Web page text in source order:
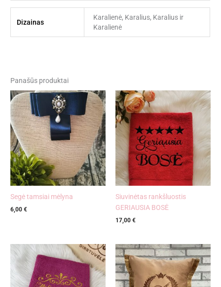
Dizainas
Karalienė, Karalius, Karalius ir
Karalienė
Panašūs produktai
Segė tamsiai mėlyna
6,00€
Siuvinėtas rankšluostis
GERIAUSIA BOSĖ
17,00 €